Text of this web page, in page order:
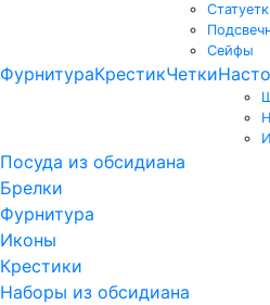
Сейфы
ФурнитураКрестикЧетки
Посуда из обсидиана
Брелки
Фурнитура
Иконы
Крестики
Наборы из обсидиана